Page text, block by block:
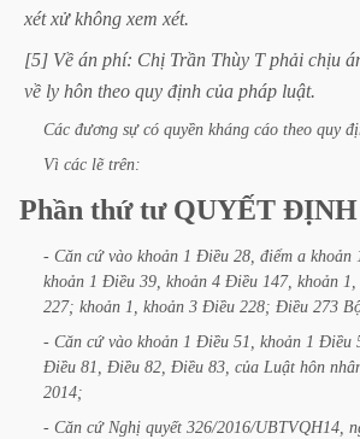
xét xử không xem xét.
[5] Về án phí: Chị Trần Thùy T phải chịu
về ly hôn theo quy định của pháp luật.
Các đương sự có quyền kháng cáo theo quy
Vì các lẽ trên:
Phần thứ tư QUYẾT ĐỊNH
- Căn cứ vào khoản 1 Điều 28, điểm a khoản
khoản 1 Điều 39, khoản 4 Điều 147, khoản 1,
227; khoản 1, khoản 3 Điều 228; Điều 273
- Căn cứ vào khoản 1 Điều 51, khoản 1 Điều
Điều 81, Điều 82, Điều 83, của Luật hôn
2014;
- Căn cứ Nghị quyết 326/2016/UBTVQH14,